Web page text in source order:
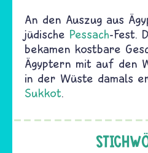
An den Auszug aus
jüdische Pessach-Fest.
bekamen kostbare
Ägyptern mit auf den
in der Wüste damals
Sukkot.